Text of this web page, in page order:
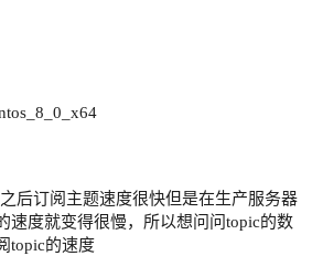
后订阅主题速度很快但是在生产服务器
速度就变得很慢，所以想问问topic的数
topic的速度